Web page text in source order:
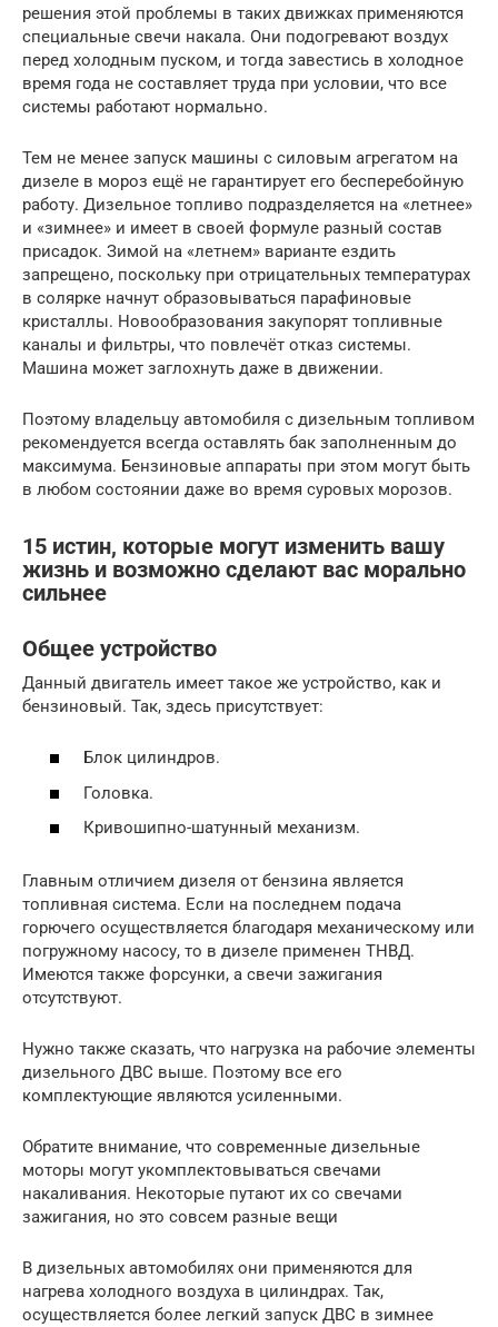
решения этой проблемы в таких движках применяются
специальные свечи накала. Они подогревают воздух
перед холодным пуском, и тогда завестись в холодное
время года не составляет труда при условии, что все
системы работают нормально.
Тем не менее запуск машины с силовым агрегатом на
дизеле в мороз ещё не гарантирует его бесперебойную
работу. Дизельное топливо подразделяется на «летнее»
и «зимнее» и имеет в своей формуле разный состав
присадок. Зимой на «летнем» варианте ездить
запрещено, поскольку при отрицательных температурах
в солярке начнут образовываться парафиновые
кристаллы. Новообразования закупорят топливные
каналы и фильтры, что повлечёт отказ системы.
Машина может заглохнуть даже в движении.
Поэтому владельцу автомобиля с дизельным топливом
рекомендуется всегда оставлять бак заполненным до
максимума. Бензиновые аппараты при этом могут быть
в любом состоянии даже во время суровых морозов.
15 истин, которые могут изменить вашу
жизнь и возможно сделают вас морально
сильнее
Общее устройство
Данный двигатель имеет такое же устройство, как и
бензиновый. Так, здесь присутствует:
Блок цилиндров.
Головка.
Кривошипно-шатунный механизм.
Главным отличием дизеля от бензина является
топливная система. Если на последнем подача
горючего осуществляется благодаря механическому или
погружному насосу, то в дизеле применен ТНВД.
Имеются также форсунки, а свечи зажигания
отсутствуют.
Нужно также сказать, что нагрузка на рабочие элементы
дизельного ДВС выше. Поэтому все его
комплектующие являются усиленными.
Обратите внимание, что современные дизельные
моторы могут укомплектовываться свечами
накаливания. Некоторые путают их со свечами
зажигания, но это совсем разные вещи
В дизельных автомобилях они применяются для
нагрева холодного воздуха в цилиндрах. Так,
осуществляется более легкий запуск ДВС в зимнее